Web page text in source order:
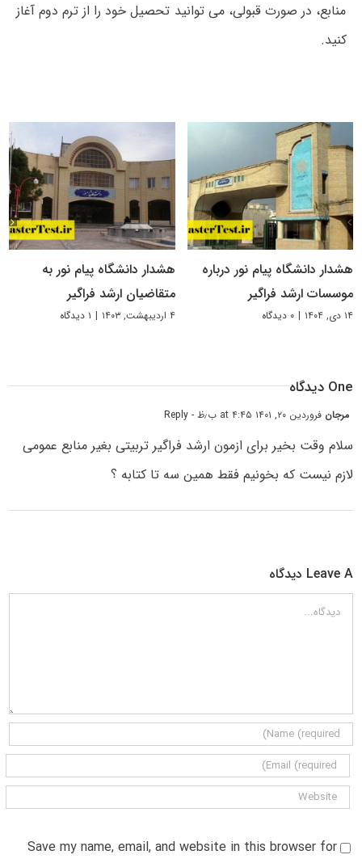
منابع، در صورت قبولی، می توانید تحصیل خود را از ترم دوم آغاز
کنید.
هشدار دانشگاه پیام نور درباره
موسسات ارشد فراگیر
۱۴ دی, ۱۴۰۴ | ۰ دیدگاه
هشدار دانشگاه پیام نور به
متقاضیان ارشد فراگیر
۴ اردیبهشت, ۱۴۰۳ | ۱ دیدگاه
One دیدگاه
مرجان فروردین ۲۰, ۱۴۰۱ at ۴:۴۵ ب٫ظ - Reply
سلام وقت بخیر برای ازمون ارشد فراگیر تربیتی بغیر منابع عمومی
لازم نیست که بخونیم فقط همین سه تا کتابه ؟
Leave A دیدگاه
دیدگاه
Save my name, email, and website in this browser for